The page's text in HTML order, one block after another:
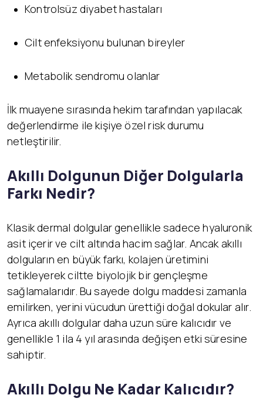
Kontrolsüz diyabet hastaları
Cilt enfeksiyonu bulunan bireyler
Metabolik sendromu olanlar
İlk muayene sırasında hekim tarafından yapılacak
değerlendirme ile kişiye özel risk durumu
netleştirilir.
Akıllı Dolgunun Diğer Dolgularla
Farkı Nedir?
Klasik dermal dolgular genellikle sadece hyaluronik
asit içerir ve cilt altında hacim sağlar. Ancak akıllı
dolguların en büyük farkı, kolajen üretimini
tetikleyerek ciltte biyolojik bir gençleşme
sağlamalarıdır. Bu sayede dolgu maddesi zamanla
emilirken, yerini vücudun ürettiği doğal dokular alır.
Ayrıca akıllı dolgular daha uzun süre kalıcıdır ve
genellikle 1 ila 4 yıl arasında değişen etki süresine
sahiptir.
Akıllı Dolgu Ne Kadar Kalıcıdır?